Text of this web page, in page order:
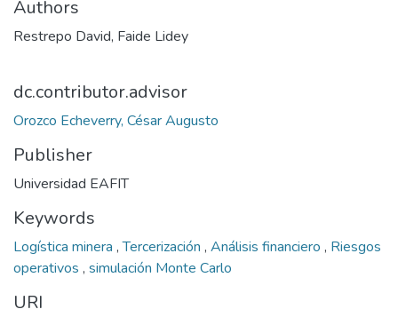
Authors
Restrepo David, Faide Lidey
dc.contributor.advisor
Orozco Echeverry, César Augusto
Publisher
Universidad EAFIT
Keywords
Logística minera ,Tercerización , Análisis financiero , Riesgos
operativos , simulación Monte Carlo
URI